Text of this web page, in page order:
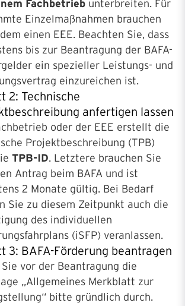
Fachbetrieb unterbreiten. Für
Einzelmaßnahmen brauchen
einen EEE. Beachten Sie, dass
bis zur Beantragung der BAFA-
ein spezieller Leistungs- und
einzureichen ist.
2: Technische
anfertigen lassen
oder der EEE erstellt die
Projektbeschreibung (TPB)
TPB-ID. Letztere brauchen Sie
Antrag beim BAFA und ist
2 Monate gültig. Bei Bedarf
Sie zu diesem Zeitpunkt auch die
des individuellen
(iSFP) veranlassen.
3: BAFA-Förderung beantragen
Sie vor der Beantragung die
„Allgemeines Merkblatt zur
bitte gründlich durch.